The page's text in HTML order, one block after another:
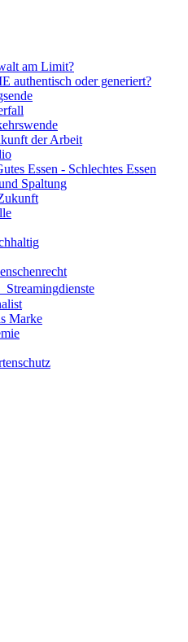
am Limit?
authentisch oder generiert?
der Arbeit
Essen - Schlechtes Essen
Spaltung
Marke